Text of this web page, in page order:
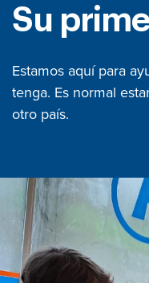
Su
Estamos aquí para
tenga. Es normal
otro país.